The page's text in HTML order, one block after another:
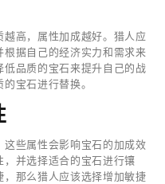
高，属性加成越好。猎人应
据自己的经济实力和需求来
品质的宝石来提升自己的战
宝石进行替换。
些属性会影响宝石的加成效
并选择适合的宝石进行镶
那么猎人应该选择增加敏捷